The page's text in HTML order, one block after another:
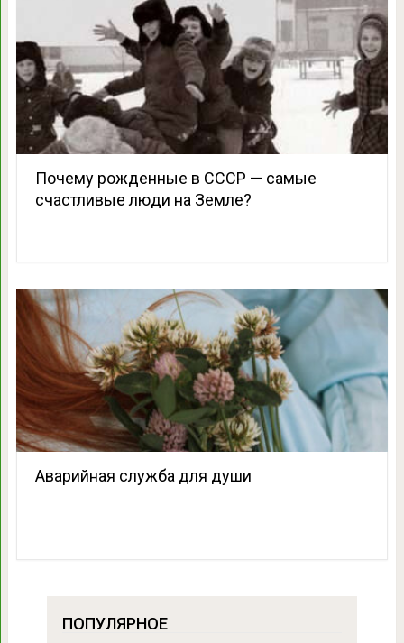
Почему рожденные в СССР — самые
счастливые люди на Земле?
Аварийная служба для души
ПОПУЛЯРНОЕ